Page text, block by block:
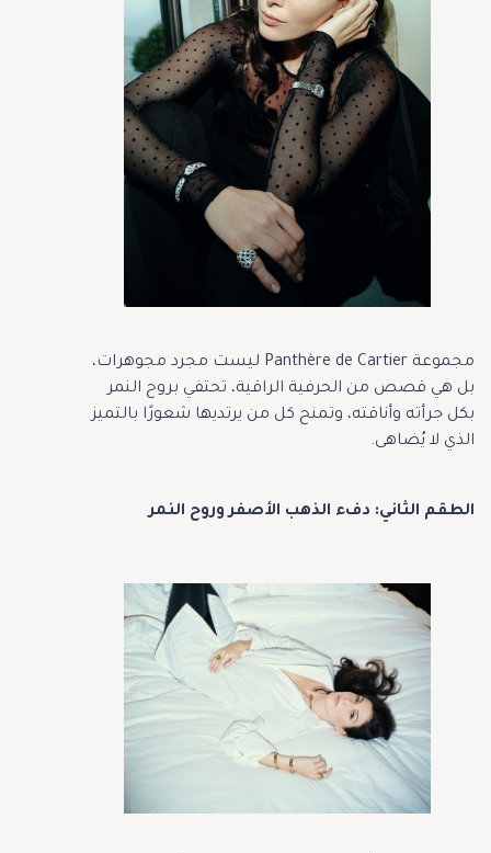
مجموعة Panthère de Cartier ليست مجرد مجوهرات،
بل هي قصص من الحرفية الراقية، تحتفي بروح النمر
بكل جرأته وأناقته، وتمنح كل من يرتديها شعورًا بالتميز
الذي لا يُضاهى.
الطقم الثاني: دفء الذهب الأصفر وروح النمر